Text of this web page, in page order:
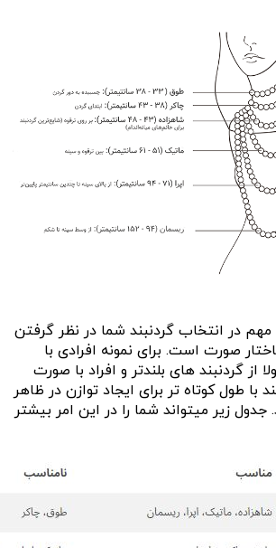
مهم در انتخاب گردنبند شما در نظر گرفتن
صورت است. برای نمونه افرادی با
از گردنبند های بلندتر و افراد با صورت
با طول کوتاه تر برای ایجاد توازن در ظاهر
جدول زیر میتواند شما را در این امر بیشتر